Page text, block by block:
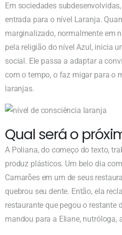
Em sociedades
entrada para o nível Laranja.
marginalizado, normalmente em
pela religião do nível Azul, inicia
social. Ele passa a adaptar a
com o tempo, o faz migar para o
laranjas.
Qual será o
A Poliana, do começo do texto,
produz plásticos. Um belo dia
Camarões em um de seus
quebrou seu dente. Então, ela
restaurante que pegou o restante
mandou para a Eliane, nutróloga,